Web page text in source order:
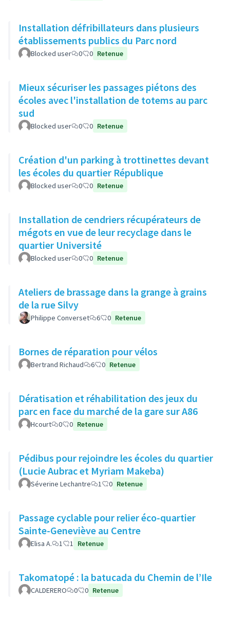
Installation défribillateurs dans plusieurs
établissements publics du Parc nord
Blocked user 0 0 Retenue
Mieux sécuriser les passages piétons des
écoles avec l'installation de totems au parc
sud
Blocked user 0 0 Retenue
Création d'un parking à trottinettes devant
les écoles du quartier République
Blocked user 0 0 Retenue
Installation de cendriers récupérateurs de
mégots en vue de leur recyclage dans le
quartier Université
Blocked user 0 0 Retenue
Ateliers de brassage dans la grange à grains
de la rue Silvy
Philippe Converset 6 0 Retenue
Bornes de réparation pour vélos
Bertrand Richaud 6 0 Retenue
Dératisation et réhabilitation des jeux du
parc en face du marché de la gare sur A86
Hcourt 0 0 Retenue
Pédibus pour rejoindre les écoles du quartier
(Lucie Aubrac et Myriam Makeba)
Séverine Lechantre 1 0 Retenue
Passage cyclable pour relier éco-quartier
Sainte-Geneviève au Centre
Elisa A. 1 1 Retenue
Takomatopé : la batucada du Chemin de l’Ile
CALDERERO 0 0 Retenue